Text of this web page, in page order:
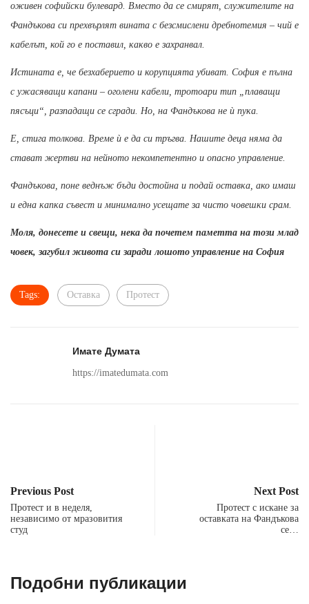
оживен софийски булевард. Вместо да се смирят, служителите на
Фандъкова си прехвърлят вината с безсмислени дребнотемия – чий е
кабелът, кой го е поставил, какво е захранвал.
Истината е, че безхаберието и корупцията убиват. София е пълна
с ужасяващи капани – оголени кабели, тротоари тип „плаващи
пясъци“, разпадащи се сгради. Но, на Фандъкова не ѝ пука.
Е, стига толкова. Време ѝ е да си тръгва. Нашите деца няма да
стават жертви на нейното некомпетентно и опасно управление.
Фандъкова, поне веднъж бъди достойна и подай оставка, ако имаш
и една капка съвест и минимално усещате за чисто човешки срам.
Моля, донесете и свещи, нека да почетем паметта на този млад
човек, загубил живота си заради лошото управление на София
Tags: Оставка Протест
Имате Думата
https://imatedumata.com
Previous Post
Протест и в неделя,
независимо от мразовития
студ
Next Post
Протест с искане за
оставката на Фандъкова
се…
Подобни публикации